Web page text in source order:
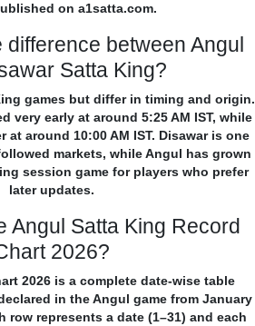
on a1satta.com.
between Angul
Satta King?
games but differ in timing and origin.
very early at around 5:25 AM IST, while
at around 10:00 AM IST. Disawar is one
markets, while Angul has grown
session game for players who prefer
later updates.
Angul Satta King Record
2026?
2026 is a complete date-wise table
in the Angul game from January
row represents a date (1–31) and each